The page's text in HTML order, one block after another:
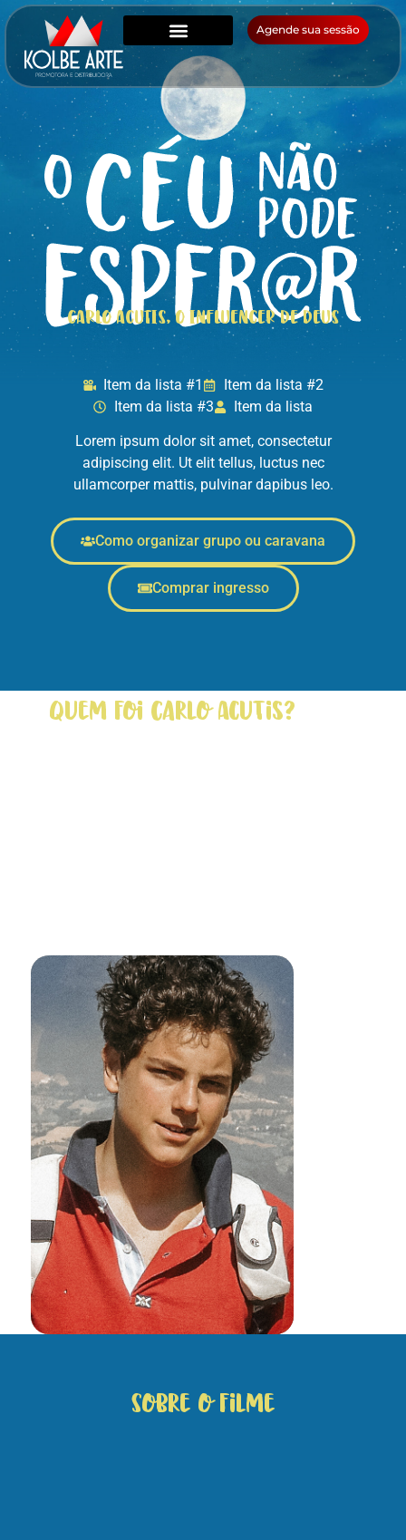
Agende sua sessão
CARLO ACUTIS, O INFLUENCER DE DEUS
Item da lista #1
Item da lista #2
Item da lista #3
Item da lista
Lorem ipsum dolor sit amet, consectetur
adipiscing elit. Ut elit tellus, luctus nec
ullamcorper mattis, pulvinar dapibus leo.
Como organizar grupo ou caravana
Comprar ingresso
Quem foi Carlo Acutis?
Sobre o filme